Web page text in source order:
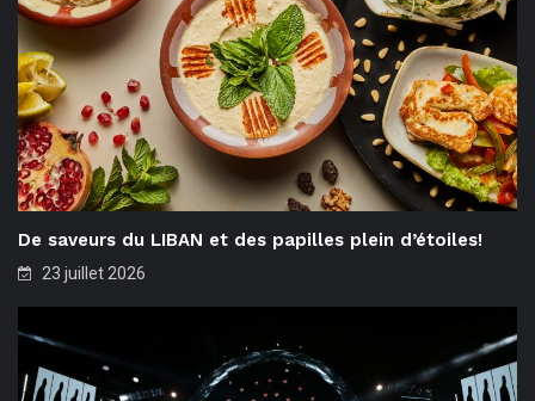
De saveurs du LIBAN et des papilles plein d’étoiles!
23 juillet 2026